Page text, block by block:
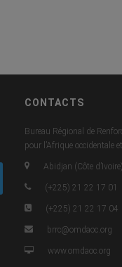
CONTACTS
Bureau Régional de
pour l’Afrique occidentale
Abidjan (Côte d’Ivoire)
(+225) 21 22 17 01
(+225) 21 22 17 04
brrc@omdaoc.org
www.omdaoc.org